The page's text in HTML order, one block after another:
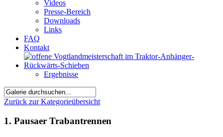
Videos
Presse-Bereich
Downloads
Links
FAQ
Kontakt
Ergebnisse
Zurück zur Kategorieübersicht
1. Pausaer Trabantrennen